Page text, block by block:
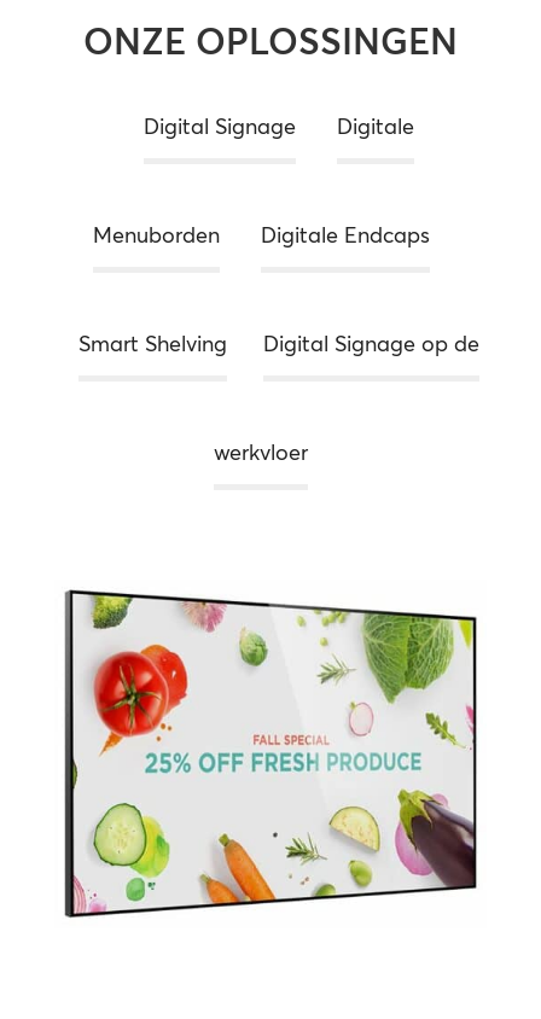
ONZE OPLOSSINGEN
Digital Signage Digitale
Menuborden Digitale Endcaps
Smart Shelving Digital Signage op de
werkvloer